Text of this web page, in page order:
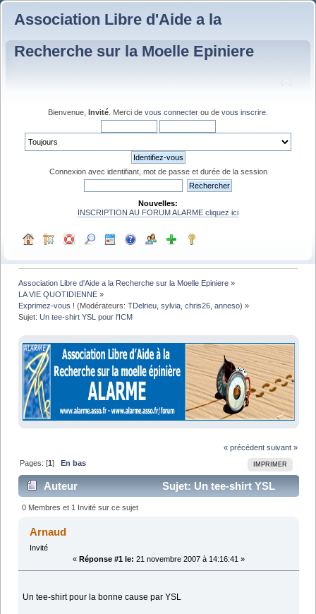
Association Libre d'Aide a la
Recherche sur la Moelle Epiniere
Bienvenue, Invité . Merci de vous connecter ou de vous inscrire
Connexion avec identifiant, mot de passe et durée de la session
Nouvelles:
INSCRIPTION AU FORUM ALARME cliquez ici
Association Libre d'Aide a la Recherche sur la Moelle Epiniere »
LA VIE QUOTIDIENNE »
Exprimez-vous ! (Modérateurs:TDelrieu ,sylvia ,chris26 ,anneso) »
Sujet:Un tee-shirt YSL pour l'ICM
« précédent suivant »
IMPRIMER
Pages: [1] En bas
Auteur
Sujet: Un tee-shirt YSL
pour l'ICM (Lu 5041 fois)
0 Membres et 1 Invité sur ce sujet
Arnaud
Invité
« Réponse #1 le: 21 novembre 2007 à 14:16:41 »
Un tee-shirt pour la bonne cause par YSL